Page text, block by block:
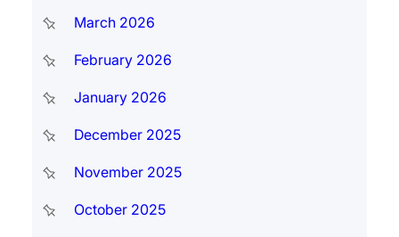
March 2026
February 2026
January 2026
December 2025
November 2025
October 2025